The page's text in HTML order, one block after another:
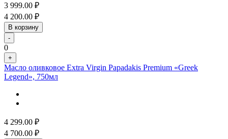
3 999.00 ₽
4 200.00 ₽
В корзину
-
0
+
Масло оливковое Extra Virgin Papadakis Premium «Greek
Legend», 750мл
4 299.00 ₽
4 700.00 ₽